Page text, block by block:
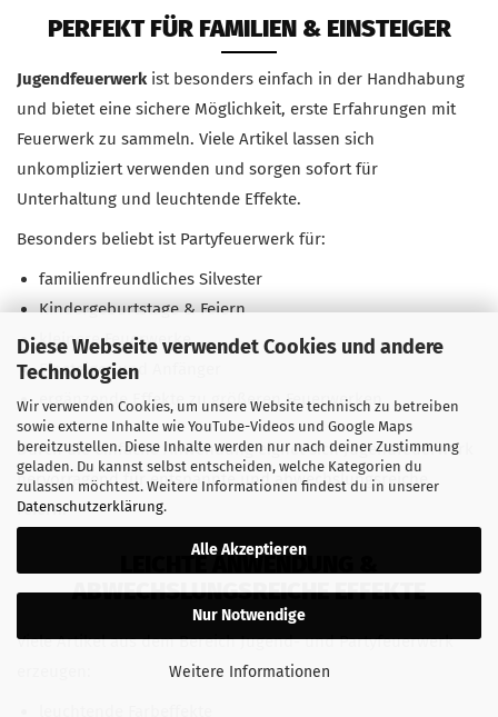
Diese Webseite verwendet Cookies und andere
Technologien
Wir verwenden Cookies, um unsere Website technisch zu betreiben
sowie externe Inhalte wie YouTube-Videos und Google Maps
bereitzustellen. Diese Inhalte werden nur nach deiner Zustimmung
geladen. Du kannst selbst entscheiden, welche Kategorien du
zulassen möchtest. Weitere Informationen findest du in unserer
Datenschutzerklärung.
Alle Akzeptieren
Nur Notwendige
Weitere Informationen
PERFEKT FÜR FAMILIEN & EINSTEIGER
Jugendfeuerwerkist besonders einfach in der Handhabung
und bietet eine sichere Möglichkeit, erste Erfahrungen mit
Feuerwerk zu sammeln. Viele Artikel lassen sich
unkompliziert verwenden und sorgen sofort für
Unterhaltung und leuchtende Effekte.
Besonders beliebt ist Partyfeuerwerk für:
familienfreundliches Silvester
Kindergeburtstage & Feiern
kleinere Feuerwerke
Einsteiger und Anfänger
ergänzende Effekte zu größeren Feuerwerken
Durch die einfache Anwendung eignet sich Jugendfeuerwerk
hervorragend für entspannte und abwechslungsreiche
Feiern.
LEICHTE ANWENDUNG &
ABWECHSLUNGSREICHE EFFEKTE
Viele Artikel aus dem Bereich Jugend- und Partyfeuerwerk